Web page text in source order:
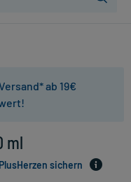
ab 19€
ml
sichern